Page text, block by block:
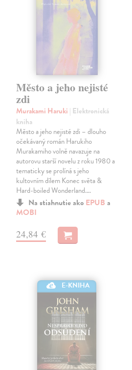
Město a jeho nejisté
zdi
Murakami Haruki | Elektronická
kniha
Město a jeho nejisté zdi – dlouho
očekávaný román Harukiho
Murakamiho volně navazuje na
autorovu starší novelu z roku 1980 a
tematicky se prolíná s jeho
kultovním dílem Konec světa &
Hard-boiled Wonderland.…
Na stiahnutie ako EPUB a
MOBI
24,84 €
E-KNIHA